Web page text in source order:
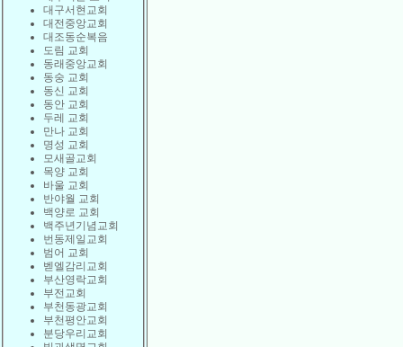
대구서현교회
대전중앙교회
대조동순복음
도림 교회
동래중앙교회
동숭 교회
동신 교회
동안 교회
두레 교회
만나 교회
명성 교회
모새골교회
목양 교회
바울 교회
반야월 교회
백양로 교회
백주년기념교회
번동제일교회
범어 교회
벧엘감리교회
부산영락교회
부전교회
부천동광교회
부천평안교회
분당우리교회